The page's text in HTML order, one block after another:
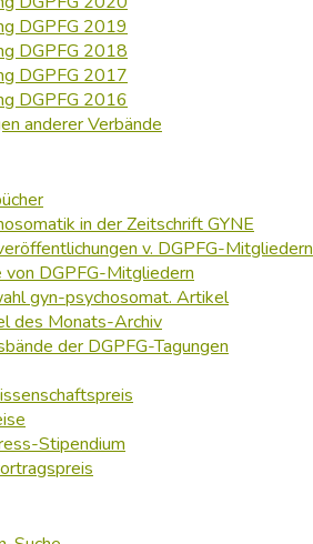
DGPFG 2019
DGPFG 2018
DGPFG 2017
DGPFG 2016
anderer Verbände
in der Zeitschrift GYNE
v. DGPFG-Mitgliedern
von DGPFG-Mitgliedern
gyn-psychosomat. Artikel
des Monats-Archiv
der DGPFG-Tagungen
Stipendium